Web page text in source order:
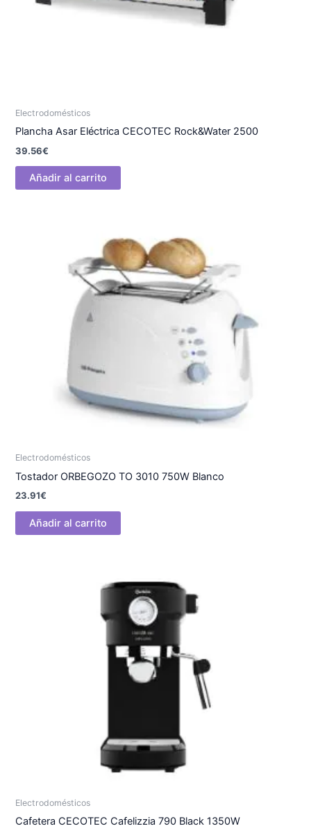
Electrodomésticos
Plancha Asar Eléctrica CECOTEC Rock&Water 2500
39.56€
Añadir al carrito
Electrodomésticos
Tostador ORBEGOZO TO 3010 750W Blanco
23.91€
Añadir al carrito
Electrodomésticos
Cafetera CECOTEC Cafelizzia 790 Black 1350W